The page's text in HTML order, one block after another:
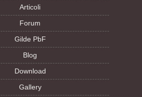
Articoli
Forum
Gilde PbF
Blog
Download
Gallery